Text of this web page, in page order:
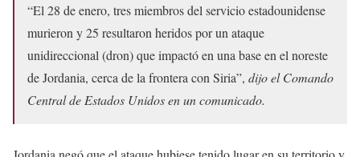
“El 28 de enero, tres miembros del servicio estadounidense
murieron y 25 resultaron heridos por un ataque
unidireccional (dron) que impactó en una base en el noreste
de Jordania, cerca de la frontera con Siria”, dijo el Comando
Central de Estados Unidos en un comunicado.